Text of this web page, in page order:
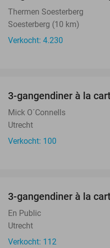
Thermen Soesterberg
Soesterberg (10 km)
Verkocht: 4.230
3-gangendiner à la
Mick O´Connells
Utrecht
Verkocht: 100
3-gangendiner à la
En Public
Utrecht
Verkocht: 112